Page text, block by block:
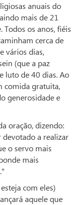
anuais do
mais de 21
Todos os anos, fiéis
cerca de
vários dias,
(que a paz
luto de 40 dias. Ao
comida gratuita,
generosidade e
oração, dizendo:
devotado a realizar
o servo mais
mais
com eles)
aquele que